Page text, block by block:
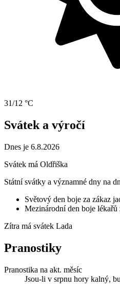
31/12 °C
Svátek a výročí
Dnes je 6.8.2026
Svátek má Oldřiška
Státní svátky a významné dny na
Světový den boje za zákaz
Mezinárodní den boje lékařů
Zítra má svátek Lada
Pranostiky
Pranostika na akt. měsíc
Jsou-li v srpnu hory kalný,